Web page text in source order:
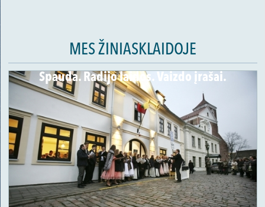
MES ŽINIASKLAIDOJE
Spauda. Radijo laidos. Vaizdo įrašai.